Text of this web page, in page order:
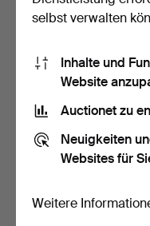
ALTER BERGMANN
ERZGEBIRGE.
1 Gebot
selbst verwalten
Inhalte und
Website
Auctionet zu
Neuigkeiten
Websites für
Weitere